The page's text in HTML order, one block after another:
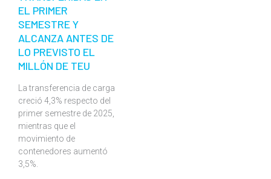
EL PRIMER
SEMESTRE Y
ALCANZA ANTES DE
LO PREVISTO EL
MILLÓN DE TEU
La transferencia de carga
creció 4,3% respecto del
primer semestre de 2025,
mientras que el
movimiento de
contenedores aumentó
3,5%.